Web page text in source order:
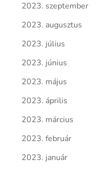
2023. szeptember
2023. augusztus
2023. július
2023. június
2023. május
2023. április
2023. március
2023. február
2023. január